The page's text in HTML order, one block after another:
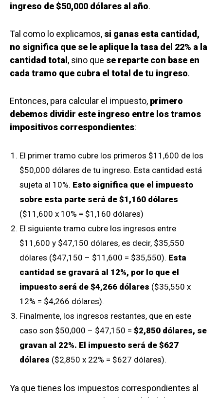
ingreso de $50,000 dólares al año.
Tal como lo explicamos, si ganas esta cantidad,
no significa que se le aplique la tasa del 22% a la
cantidad total, sino que se reparte con base en
cada tramo que cubra el total de tu ingreso.
Entonces, para calcular el impuesto, primero
debemos dividir este ingreso entre los tramos
impositivos correspondientes:
El primer tramo cubre los primeros $11,600 de los
$50,000 dólares de tu ingreso. Esta cantidad está
sujeta al 10%. Esto significa que el impuesto
sobre esta parte será de $1,160 dólares
($11,600 x 10% = $1,160 dólares)
El siguiente tramo cubre los ingresos entre
$11,600 y $47,150 dólares, es decir, $35,550
dólares ($47,150 – $11,600 = $35,550). Esta
cantidad se gravará al 12%, por lo que el
impuesto será de $4,266 dólares ($35,550 x
12% = $4,266 dólares).
Finalmente, los ingresos restantes, que en este
caso son $50,000 – $47,150 = $2,850 dólares, se
gravan al 22%. El impuesto será de $627
dólares ($2,850 x 22% = $627 dólares).
Ya que tienes los impuestos correspondientes al